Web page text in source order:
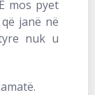
mos pyet
janë në
nuk u